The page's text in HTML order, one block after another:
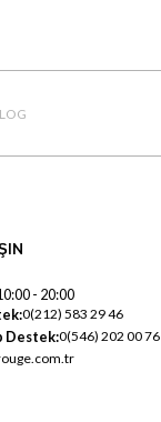
- 20:00
0(212) 583 29 46
Destek:0(546) 202 00 76